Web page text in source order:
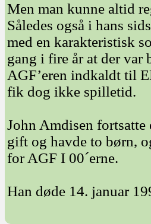
Men man kunne altid
Således også i hans
med en karakteristisk
gang i fire år at der var
AGF’eren indkaldt til
fik dog ikke spilletid.
John Amdisen
gift og havde to børn,
for AGF I 00´erne.
Han døde 14. januar